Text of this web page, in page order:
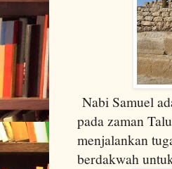
Nabi Samuel
pada zaman
menjalankan
berdakwah